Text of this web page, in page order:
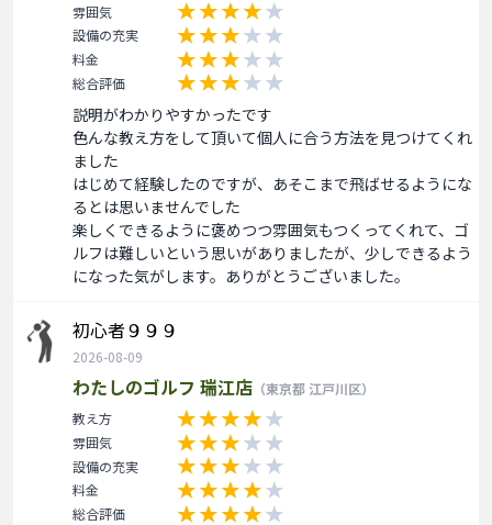
雰囲気
設備の充実
料金
総合評価
説明がわかりやすかったです
色んな教え方をして頂いて個人に合う方法を見つけてくれ
ました
はじめて経験したのですが、あそこまで飛ばせるようにな
るとは思いませんでした
楽しくできるように褒めつつ雰囲気もつくってくれて、ゴ
ルフは難しいという思いがありましたが、少しできるよう
になった気がします。ありがとうございました。
初心者９９９
2026-08-09
わたしのゴルフ 瑞江店 （東京都 江戸川区）
教え方
雰囲気
設備の充実
料金
総合評価